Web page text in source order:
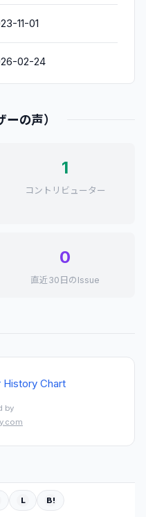
11-01
02-24
の声）
1
コントリビューター
0
直近30日のIssue
by
L B!